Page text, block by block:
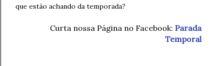
que estão achando da temporada?
Curta nossa Página no Facebook: Parada
Temporal